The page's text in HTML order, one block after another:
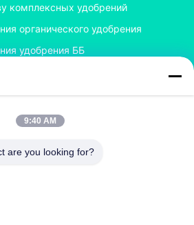
комплексных удобрений
органического удобрения
удобрения ББ
ролика
роторного барабанчика
9:40 AM
are you looking for?